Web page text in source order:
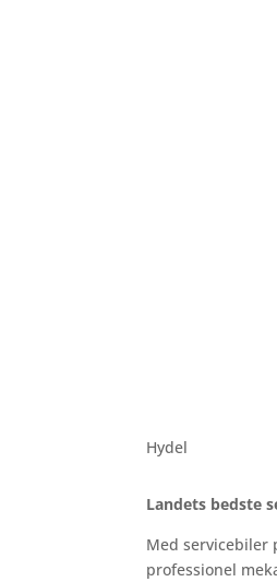
Hydel
Landets bedste
Med servicebiler
professionel